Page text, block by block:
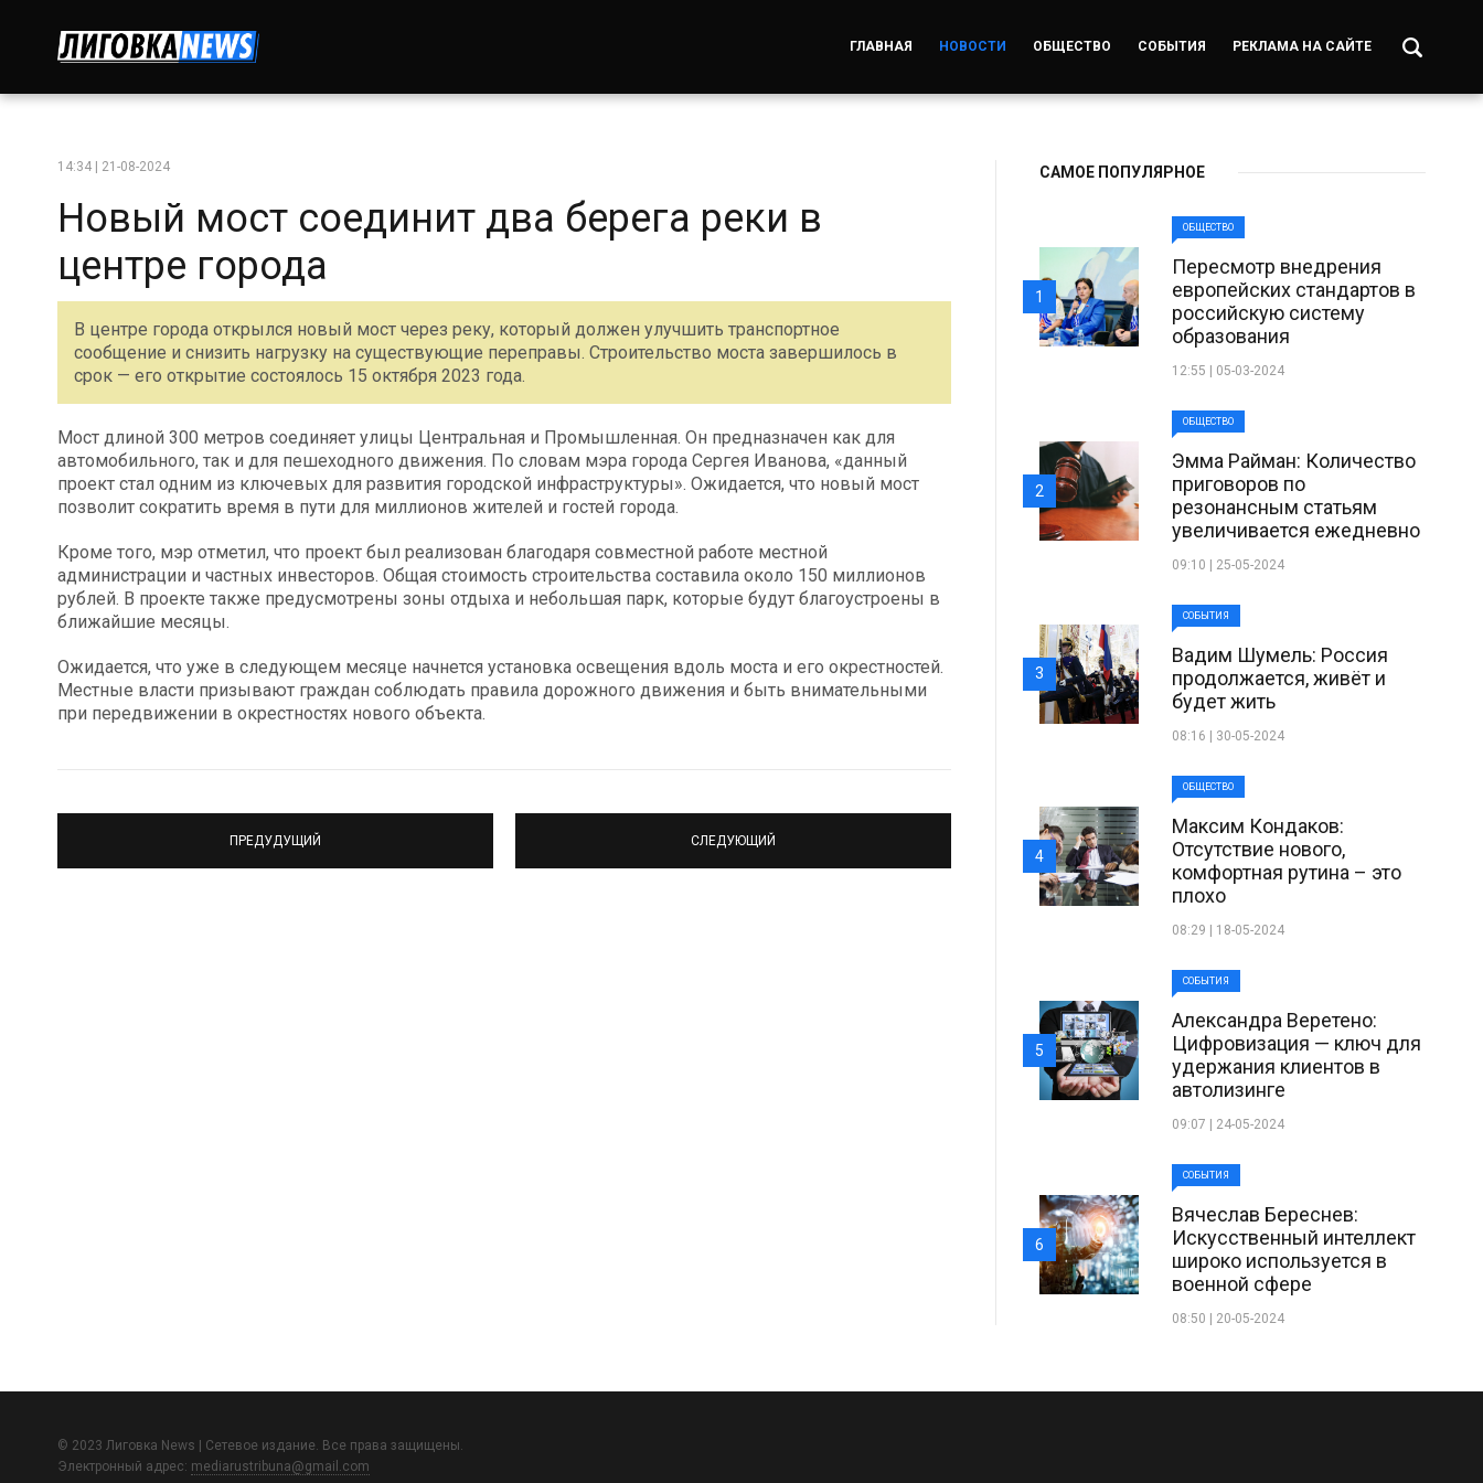
ГЛАВНАЯ НОВОСТИ ОБЩЕСТВО СОБЫТИЯ РЕКЛАМА НА САЙТЕ
14:34 | 21-08-2024
Новый мост соединит два берега реки в
центре города
В центре города открылся новый мост через реку, который должен улучшить транспортное
сообщение и снизить нагрузку на существующие переправы. Строительство моста завершилось в
срок — его открытие состоялось 15 октября 2023 года.
Мост длиной 300 метров соединяет улицы Центральная и Промышленная. Он предназначен как для
автомобильного, так и для пешеходного движения. По словам мэра города Сергея Иванова, «данный
проект стал одним из ключевых для развития городской инфраструктуры». Ожидается, что новый мост
позволит сократить время в пути для миллионов жителей и гостей города.
Кроме того, мэр отметил, что проект был реализован благодаря совместной работе местной
администрации и частных инвесторов. Общая стоимость строительства составила около 150 миллионов
рублей. В проекте также предусмотрены зоны отдыха и небольшая парк, которые будут благоустроены в
ближайшие месяцы.
Ожидается, что уже в следующем месяце начнется установка освещения вдоль моста и его окрестностей.
Местные власти призывают граждан соблюдать правила дорожного движения и быть внимательными
при передвижении в окрестностях нового объекта.
ПРЕДУДУЩИЙ СЛЕДУЮЩИЙ
САМОЕ ПОПУЛЯРНОЕ
ОБЩЕСТВО
Пересмотр внедрения
европейских стандартов в
российскую систему
образования
12:55 | 05-03-2024
1
ОБЩЕСТВО
Эмма Райман: Количество
приговоров по
резонансным статьям
увеличивается ежедневно
09:10 | 25-05-2024
2
СОБЫТИЯ
Вадим Шумель: Россия
продолжается, живёт и
будет жить
08:16 | 30-05-2024
3
ОБЩЕСТВО
Максим Кондаков:
Отсутствие нового,
комфортная рутина – это
плохо
08:29 | 18-05-2024
4
СОБЫТИЯ
Александра Веретено:
Цифровизация — ключ для
удержания клиентов в
автолизинге
09:07 | 24-05-2024
5
СОБЫТИЯ
Вячеслав Береснев:
Искусственный интеллект
широко используется в
военной сфере
08:50 | 20-05-2024
6
© 2023 Лиговка News | Сетевое издание. Все права защищены.
Электронный адрес: mediarustribuna@gmail.com